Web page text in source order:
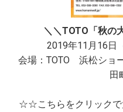
＼ ＼ TOTO「秋の
2019年11月16日
会場：TOTO 浜松ショ
田
☆☆こちらをクリック